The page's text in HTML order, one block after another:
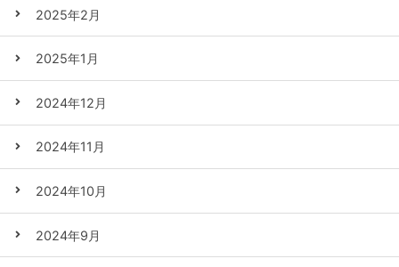
2025年2月
2025年1月
2024年12月
2024年11月
2024年10月
2024年9月